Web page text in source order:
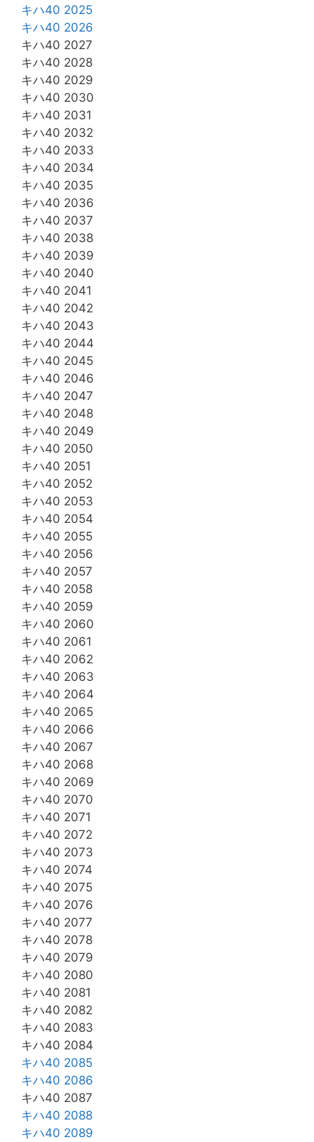
キハ40 2025
キハ40 2026
キハ40 2027
キハ40 2028
キハ40 2029
キハ40 2030
キハ40 2031
キハ40 2032
キハ40 2033
キハ40 2034
キハ40 2035
キハ40 2036
キハ40 2037
キハ40 2038
キハ40 2039
キハ40 2040
キハ40 2041
キハ40 2042
キハ40 2043
キハ40 2044
キハ40 2045
キハ40 2046
キハ40 2047
キハ40 2048
キハ40 2049
キハ40 2050
キハ40 2051
キハ40 2052
キハ40 2053
キハ40 2054
キハ40 2055
キハ40 2056
キハ40 2057
キハ40 2058
キハ40 2059
キハ40 2060
キハ40 2061
キハ40 2062
キハ40 2063
キハ40 2064
キハ40 2065
キハ40 2066
キハ40 2067
キハ40 2068
キハ40 2069
キハ40 2070
キハ40 2071
キハ40 2072
キハ40 2073
キハ40 2074
キハ40 2075
キハ40 2076
キハ40 2077
キハ40 2078
キハ40 2079
キハ40 2080
キハ40 2081
キハ40 2082
キハ40 2083
キハ40 2084
キハ40 2085
キハ40 2086
キハ40 2087
キハ40 2088
キハ40 2089